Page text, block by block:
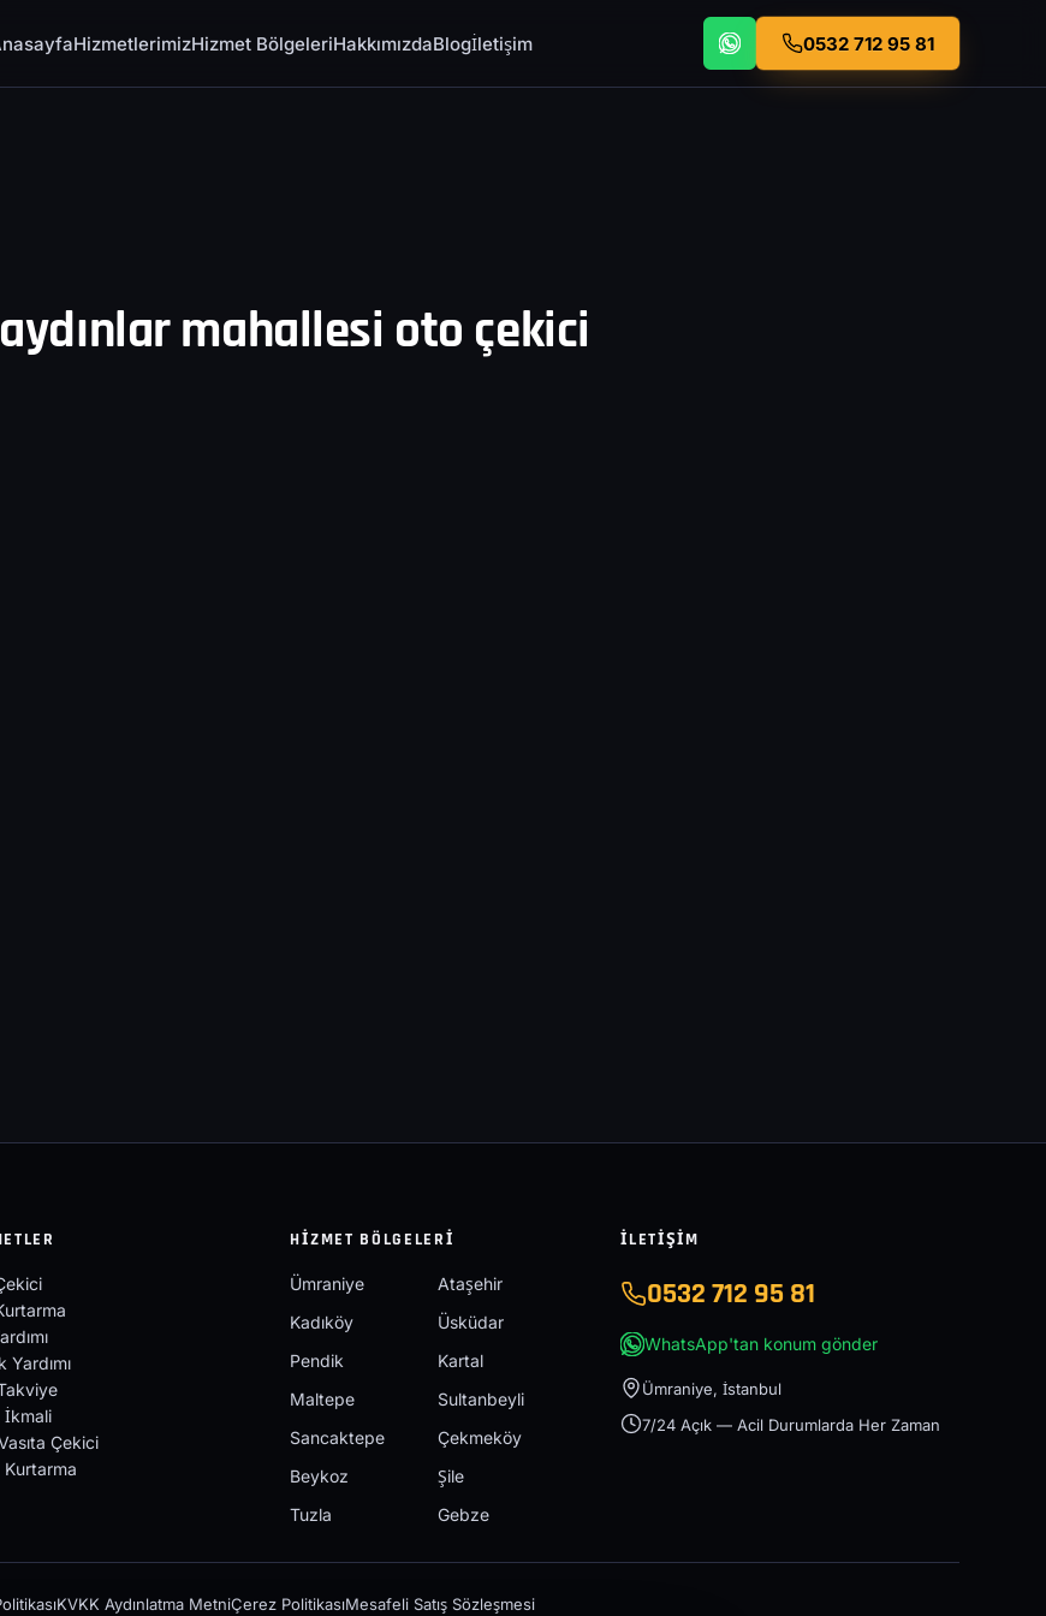
HizmetlerimizHizmet BölgeleriHakkımızdaBlogİletişim 0532 712 95 81
mahallesi oto çekici
Yardımı
İkmali
Çekici
Kurtarma
HIZMET BÖLGELERI
Ümraniye
Ataşehir
Kadıköy
Üsküdar
Pendik
Kartal
Maltepe
Sultanbeyli
Sancaktepe
Çekmeköy
Beykoz
Şile
Tuzla
Gebze
İLETIŞIM
0532 712 95 81
WhatsApp'tan konum gönder
Ümraniye, İstanbul
7/24 Açık — Acil Durumlarda Her Zaman
KVKK Aydınlatma MetniÇerez PolitikasıMesafeli Satış Sözleşmesi